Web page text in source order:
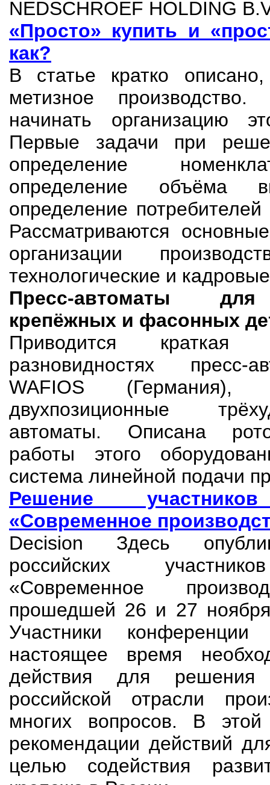
NEDSCHROEF HOLDING
«Просто» купить и
как?
В статье кратко описано,
метизное
начинать организацию
Первые задачи при
определение
определение объёма
определение
Рассматриваются
организации
технологические и
Пресс-автоматы для
крепёжных и фасонных
Приводится
разновидностях пресс-
WAFIOS (Германия),
двухпозиционные
автоматы. Описана
работы этого
система линейной подачи
Решение
«Современное
Decision Здесь
российских
«Современное
прошедшей 26 и 27
Участники
настоящее время
действия для решения
российской отрасли
многих вопросов. В
рекомендации действий
целью содействия